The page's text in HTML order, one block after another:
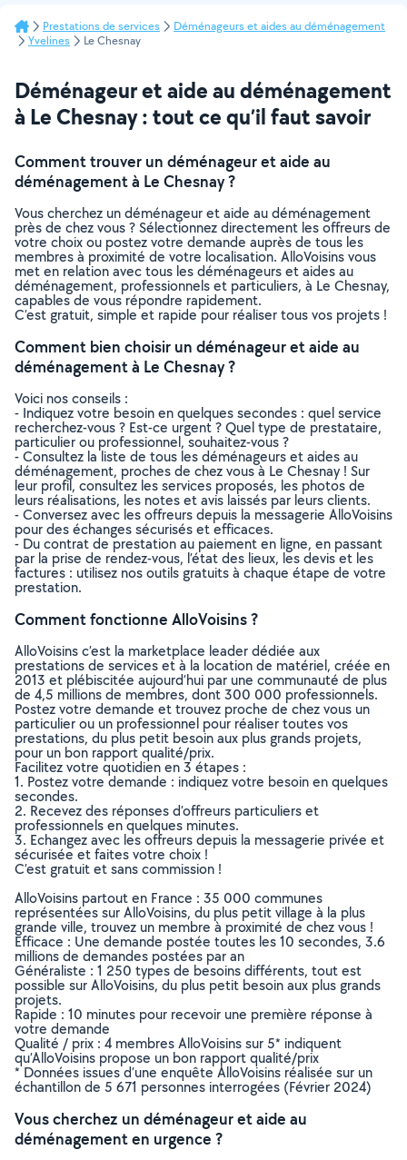
Prestations de services
Déménageurs et aides au déménagement
Yvelines
Le Chesnay
Déménageur et aide au déménagement
à Le Chesnay : tout ce qu’il faut savoir
Comment trouver un déménageur et aide au
déménagement à Le Chesnay ?
Vous cherchez un déménageur et aide au déménagement
près de chez vous ? Sélectionnez directement les offreurs de
votre choix ou postez votre demande auprès de tous les
membres à proximité de votre localisation. AlloVoisins vous
met en relation avec tous les déménageurs et aides au
déménagement, professionnels et particuliers, à Le Chesnay,
capables de vous répondre rapidement.
C’est gratuit, simple et rapide pour réaliser tous vos projets !
Comment bien choisir un déménageur et aide au
déménagement à Le Chesnay ?
Voici nos conseils :
- Indiquez votre besoin en quelques secondes : quel service
recherchez-vous ? Est-ce urgent ? Quel type de prestataire,
particulier ou professionnel, souhaitez-vous ?
- Consultez la liste de tous les déménageurs et aides au
déménagement, proches de chez vous à Le Chesnay ! Sur
leur profil, consultez les services proposés, les photos de
leurs réalisations, les notes et avis laissés par leurs clients.
- Conversez avec les offreurs depuis la messagerie AlloVoisins
pour des échanges sécurisés et efficaces.
- Du contrat de prestation au paiement en ligne, en passant
par la prise de rendez-vous, l’état des lieux, les devis et les
factures : utilisez nos outils gratuits à chaque étape de votre
prestation.
Comment fonctionne AlloVoisins ?
AlloVoisins c’est la marketplace leader dédiée aux
prestations de services et à la location de matériel, créée en
2013 et plébiscitée aujourd’hui par une communauté de plus
de 4,5 millions de membres, dont 300 000 professionnels.
Postez votre demande et trouvez proche de chez vous un
particulier ou un professionnel pour réaliser toutes vos
prestations, du plus petit besoin aux plus grands projets,
pour un bon rapport qualité/prix.
Facilitez votre quotidien en 3 étapes :
1. Postez votre demande : indiquez votre besoin en quelques
secondes.
2. Recevez des réponses d’offreurs particuliers et
professionnels en quelques minutes.
3. Echangez avec les offreurs depuis la messagerie privée et
sécurisée et faites votre choix !
C’est gratuit et sans commission !
AlloVoisins partout en France : 35 000 communes
représentées sur AlloVoisins, du plus petit village à la plus
grande ville, trouvez un membre à proximité de chez vous !
Efficace : Une demande postée toutes les 10 secondes, 3.6
millions de demandes postées par an
Généraliste : 1 250 types de besoins différents, tout est
possible sur AlloVoisins, du plus petit besoin aux plus grands
projets.
Rapide : 10 minutes pour recevoir une première réponse à
votre demande
Qualité / prix : 4 membres AlloVoisins sur 5* indiquent
qu’AlloVoisins propose un bon rapport qualité/prix
* Données issues d’une enquête AlloVoisins réalisée sur un
échantillon de 5 671 personnes interrogées (Février 2024)
Vous cherchez un déménageur et aide au
déménagement en urgence ?